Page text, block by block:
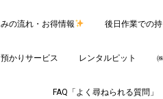
の流れ・お得情報 後日作業での
かりサービス レンタルピット
FAQ「よく尋ねられる質問」